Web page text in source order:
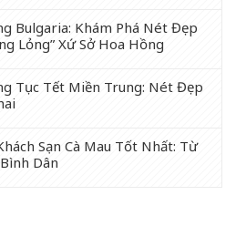
Bulgaria: Khám Phá Nét Đẹp
Lỏng” Xứ Sở Hoa Hồng
Tục Tết Miền Trung: Nét Đẹp
Sạn Cà Mau Tốt Nhất: Từ
Dân